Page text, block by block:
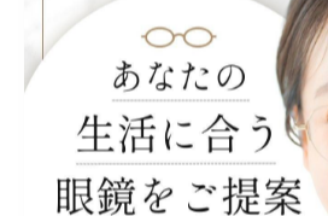
関連タグ
#山口市 #眼鏡